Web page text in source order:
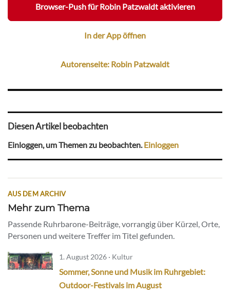
Browser-Push für Robin Patzwaldt aktivieren
In der App öffnen
Autorenseite: Robin Patzwaldt
Diesen Artikel beobachten
Einloggen, um Themen zu beobachten.Einloggen
AUS DEM ARCHIV
Mehr zum Thema
Passende Ruhrbarone-Beiträge, vorrangig über Kürzel, Orte,
Personen und weitere Treffer im Titel gefunden.
1. August 2026 · Kultur
Sommer, Sonne und Musik im Ruhrgebiet:
Outdoor-Festivals im August